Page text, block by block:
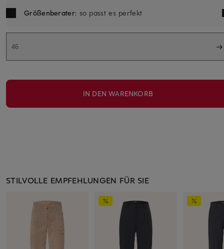
Größenberater: so passt es perfekt
46
IN DEN WARENKORB
STILVOLLE EMPFEHLUNGEN FÜR SIE